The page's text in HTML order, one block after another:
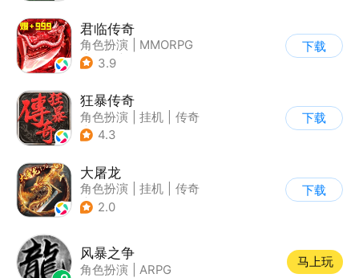
君临传奇
角色扮演
MMORPG
| 传奇
3.9
下载
狂暴传奇
角色扮演 挂机
传奇
| 怀旧
4.3
下载
大屠龙
角色扮演 挂机
传奇
| 千人同屏
2.0
下载
风暴之争
角色扮演 ARPG
马上玩